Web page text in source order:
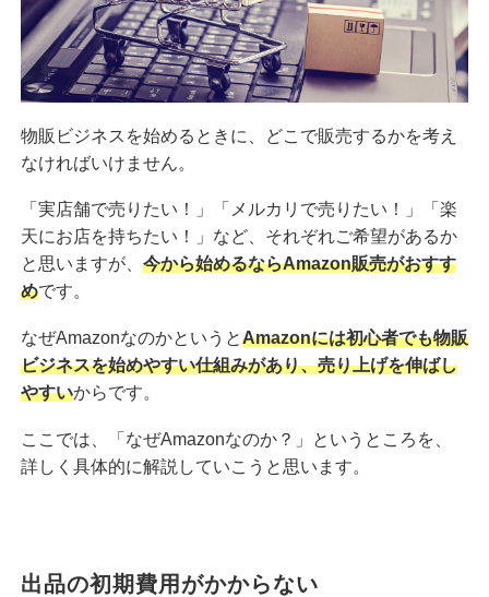
物販ビジネスを始めるときに、どこで販売するかを考え
なければいけません。
「実店舗で売りたい！」「メルカリで売りたい！」「楽
天にお店を持ちたい！」など、それぞれご希望があるか
と思いますが、 今から始めるならAmazon販売がおすす
めです。
なぜAmazonなのかというとAmazonには初心者でも物販
ビジネスを始めやすい仕組みがあり、売り上げを伸ばし
やすいからです。
ここでは、「なぜAmazonなのか？」というところを、
詳しく具体的に解説していこうと思います。
出品の初期費用がかからない